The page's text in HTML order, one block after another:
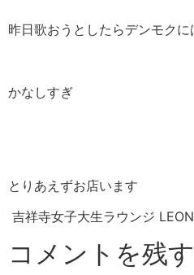
昨日歌おうとしたらデンモクに
かなしすぎ
とりあえずお店います
吉祥寺女子大生ラウンジ
コメントを残す